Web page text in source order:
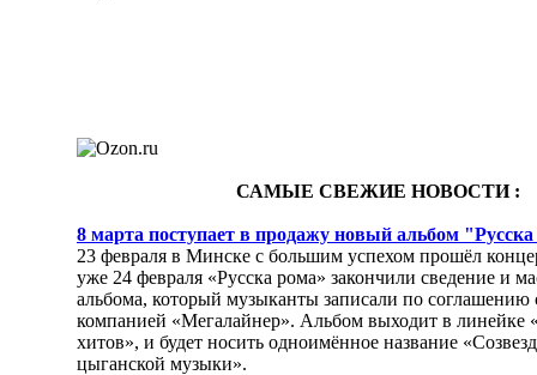
САМЫЕ СВЕЖИЕ НОВОСТИ :
8 марта поступает в продажу новый альбом
23 февраля в Минске с большим успехом прошёл
уже 24 февраля «Русска рома» закончили сведение и
альбома, который музыканты записали по соглашению
компанией «Мегалайнер». Альбом выходит в линейке
хитов», и будет носить одноимённое название
цыганской музыки».